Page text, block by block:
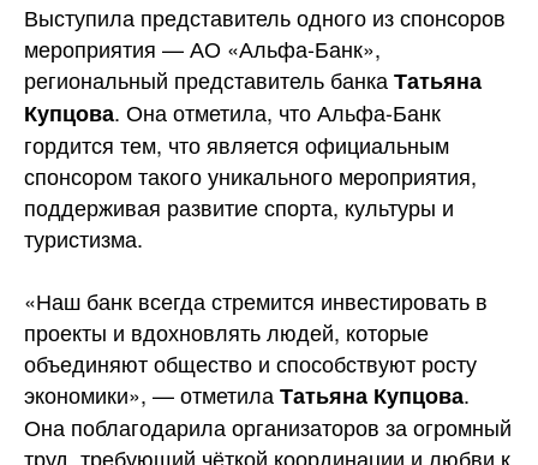
Выступила представитель одного из спонсоров
мероприятия — АО «Альфа-Банк»,
региональный представитель банкаТатьяна
Купцова. Она отметила, что Альфа-Банк
гордится тем, что является официальным
спонсором такого уникального мероприятия,
поддерживая развитие спорта, культуры и
туристизма.
«Наш банк всегда стремится инвестировать в
проекты и вдохновлять людей, которые
объединяют общество и способствуют росту
экономики», — отметилаТатьяна Купцова.
Она поблагодарила организаторов за огромный
труд, требующий чёткой координации и любви к